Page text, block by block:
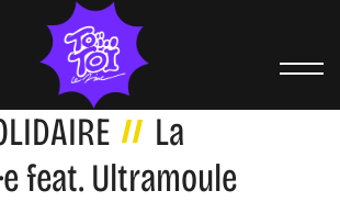
La
feat. Ultramoule